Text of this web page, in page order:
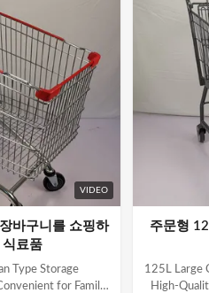
VIDEO
바구니를 쇼핑하
료품
Type Storage
for Family
주문형
125L Large
High-